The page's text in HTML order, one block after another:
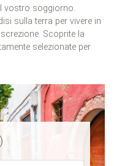
vostro soggiorno.
sulla terra per vivere in
Scoprite la
selezionate per